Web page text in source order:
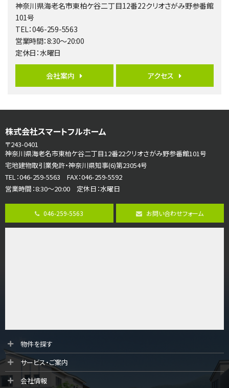
バ19分・ 歩8分
開放感があり日当たり良好な南西・北西角地区画。 …
第6位
4ＳＬＤＫ
海老名駅
さがみ野駅
歩17分
ご家族が集まるLDKは１７．５帖とゆとりある広さ…
第8位
4,190万円
4ＬＤＫ
桜ヶ丘駅
第10位
3,990万円
古淵駅
神奈川県海老名市東柏ケ谷二丁目12番22クリオさがみ野参番館
101号
TEL：046-259-5563
営業時間：8:30～20:00
定休日：水曜日
会社案内 アクセス
株式会社スマートフルホーム
〒243-0401
神奈川県海老名市東柏ケ谷二丁目12番22クリオさがみ野参番館101号
宅地建物取引業免許・神奈川県知事(6)第23054号
TEL：046-259-5563 FAX：046-259-5592
営業時間：8:30～20:00 定休日：水曜日
046-259-5563 お問い合わせフォーム
物件を探す
サービス・ご案内
会社情報